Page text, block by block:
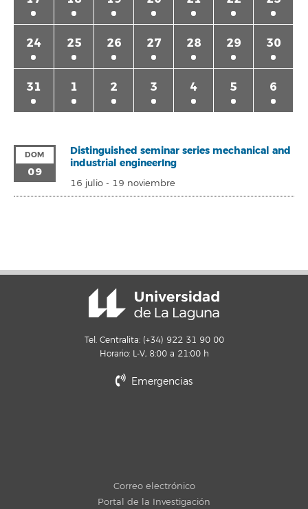
24 25 26 27 28 29 30
31 1 2 3 4 5 6
DOM
09
Distinguished seminar series mechanical and
industrial engineerIng
16 julio- 19 noviembre
Tel. Centralita: (+34) 922 31 90 00
Horario: L-V, 8:00 a 21:00 h
Emergencias
Correo electrónico
Portal de la Investigación